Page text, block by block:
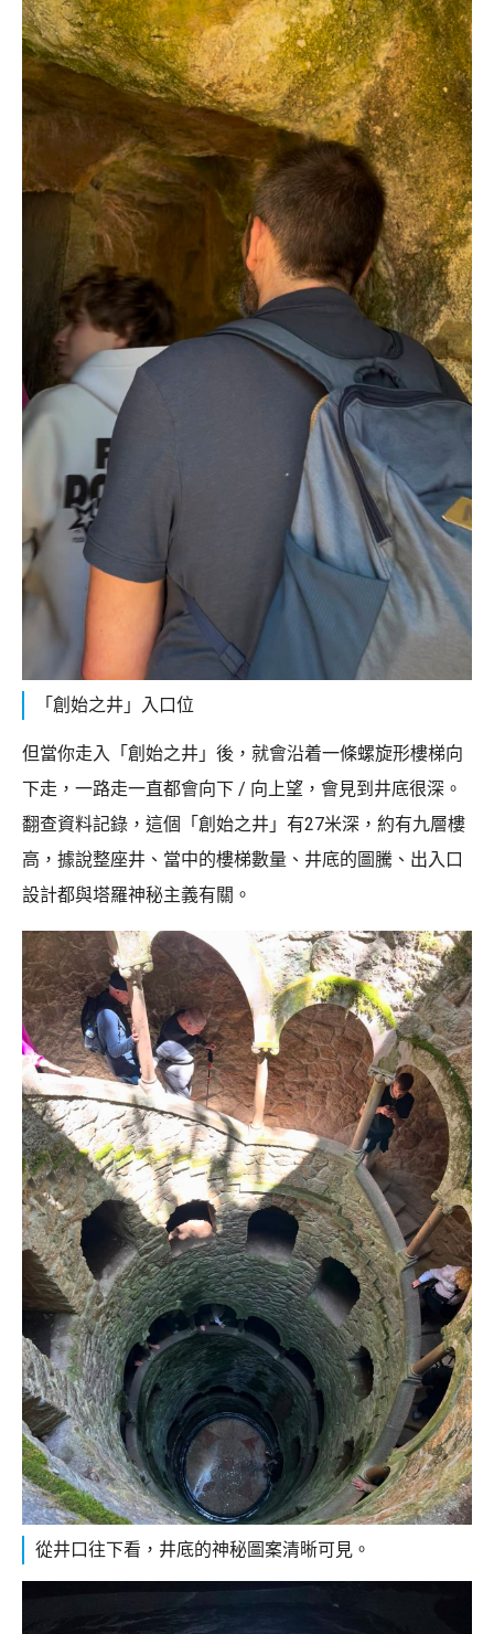
「創始之井」入口位
但當你走入「創始之井」後，就會沿着一條螺旋形樓梯向
下走，一路走一直都會向下 / 向上望，會見到井底很深。
翻查資料記錄，這個「創始之井」有27米深，約有九層樓
高，據說整座井、當中的樓梯數量、井底的圖騰、出入口
設計都與塔羅神秘主義有關。
從井口往下看，井底的神秘圖案清晰可見。